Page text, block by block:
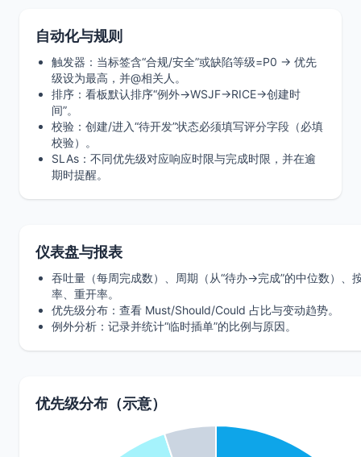
自动化与规则
触发器：当标签含“合规/安全”或缺陷等级=P0 → 优先
级设为最高，并@相关人。
排序：看板默认排序“例外→WSJF→RICE→创建时
间”。
校验：创建/进入“待开发”状态必须填写评分字段（必填
校验）。
SLAs：不同优先级对应响应时限与完成时限，并在逾
期时提醒。
仪表盘与报表
吞吐量（每周完成数）、周期（从“待办→完成”的中位数）、
率、重开率。
优先级分布：查看 Must/Should/Could 占比与变动趋势。
例外分析：记录并统计“临时插单”的比例与原因。
优先级分布（示意）